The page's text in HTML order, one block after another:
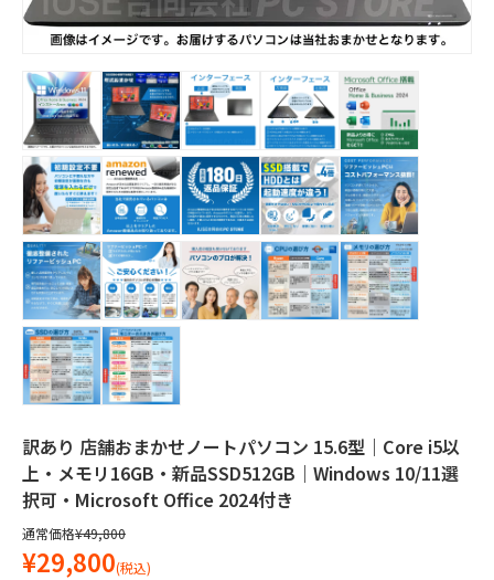
訳あり 店舗おまかせノートパソコン 15.6型｜Core i5以
上・メモリ16GB・新品SSD512GB｜Windows 10/11選
択可・Microsoft Office 2024付き
通常価格¥49,800
¥29,800(税込)